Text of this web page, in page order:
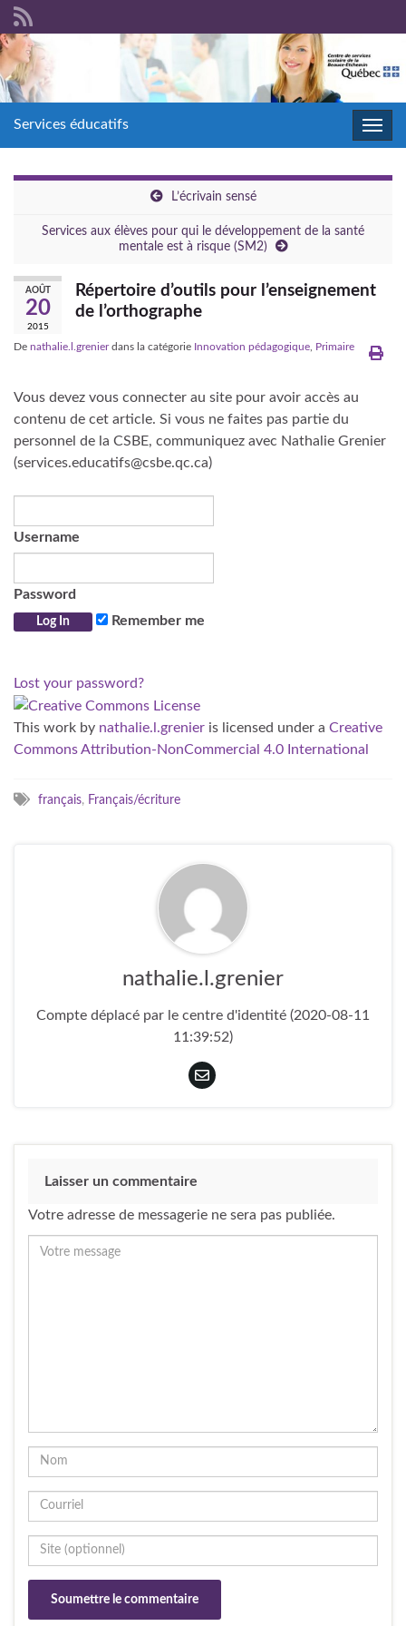
Services éducatifs
L’écrivain sensé
Services aux élèves pour qui le développement de la santé
mentale est à risque (SM2)
AOÛT
20
2015
Répertoire d’outils pour l’enseignement
de l’orthographe
De nathalie.l.grenierdans la catégorie Innovation pédagogique Primaire
Vous devez vous connecter au site pour avoir accès au
contenu de cet article. Si vous ne faites pas partie du
personnel de la CSBE, communiquez avec Nathalie Grenier
(services.educatifs@csbe.qc.ca)
Username
Password
Remember me
Lost your password?
This work by nathalie.l.grenier is licensed under a Creative
Commons Attribution-NonCommercial 4.0 International
français, Français/écriture
nathalie.l.grenier
Compte déplacé par le centre d'identité (2020-08-11
11:39:52)
Laisser un commentaire
Votre adresse de messagerie ne sera pas publiée.